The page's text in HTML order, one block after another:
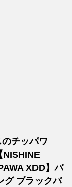
チッパワ
NISHINE
XDD】バ
グ ブラックバ